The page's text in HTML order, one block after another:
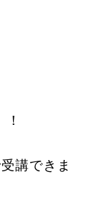
講できま